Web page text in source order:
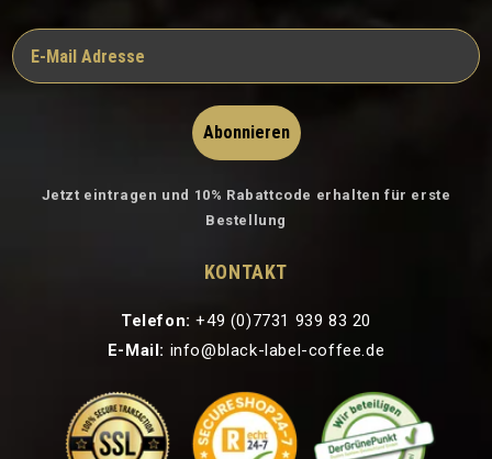
Abonnieren
Jetzt eintragen und 10% Rabattcode erhalten für erste
Bestellung
KONTAKT
Telefon: +49 (0)7731 939 83 20
E-Mail: info@black-label-coffee.de